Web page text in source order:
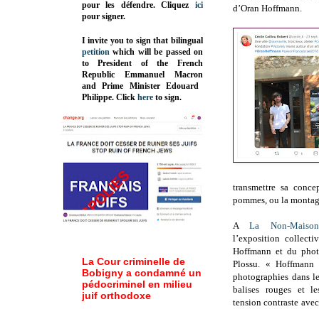
d’Oran Hoffmann.
transmettre sa
pommes, ou la
ALa Non-
l’exposition
Hoffmann et du
Plossu. «
photographies dans
balises rouges et
tension contraste
pour les défendre. Cliquez
ici
pour signer.
I invite you to sign that bilingual
petition which will be passed on
to President of the French
Republic Emmanuel Macron
and Prime MinisterEdouard
Philippe. Click here to sign.
La Cour criminelle de
Bobigny a condamné un
pédocriminel en milieu
juif orthodoxe